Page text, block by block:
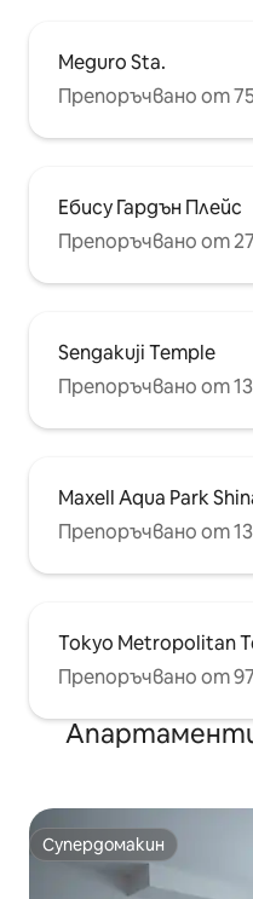
специализирани
кафенета Магазин за
първа необходимост и
15 минути пеша до:
Светилище Ханадзоно-
Шинджуку Голдън Гай
Meguro Sta.
Препоръчвано от
Ебису Гардън Плейс
Препоръчвано от
Sengakuji Temple
Препоръчвано от
Maxell Aqua Park
Препоръчвано от
Tokyo Metropolitan
Препоръчвано от
Супердомакин
Супердомакин